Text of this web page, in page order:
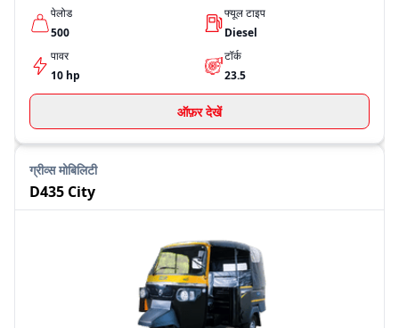
पेलोड
500
फ्यूल टाइप
Diesel
पावर
10 hp
टॉर्क
23.5
ऑफ़र देखें
ग्रीव्स मोबिलिटी
D435 City